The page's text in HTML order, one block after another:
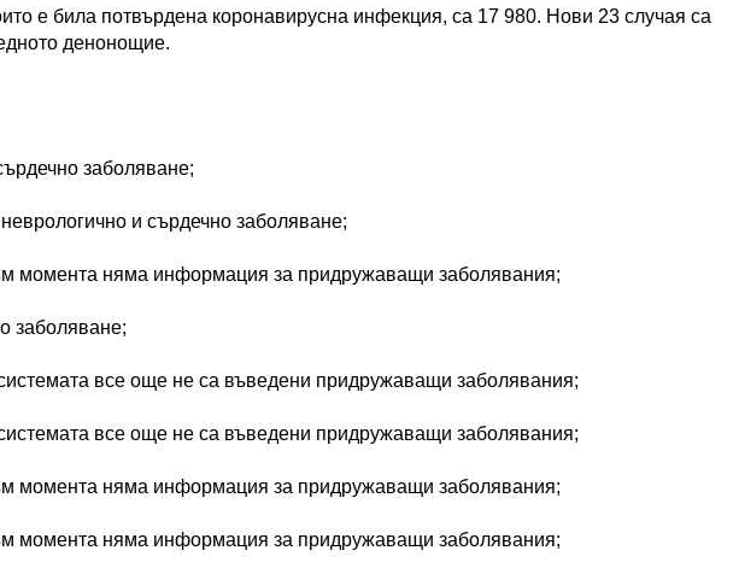
е била потвърдена коронавирусна инфекция, са 17 980. Нови 23 случая са
денонощие.
заболяване;
и сърдечно заболяване;
момента няма информация за придружаващи заболявания;
заболяване;
все още не са въведени придружаващи заболявания;
все още не са въведени придружаващи заболявания;
момента няма информация за придружаващи заболявания;
момента няма информация за придружаващи заболявания;